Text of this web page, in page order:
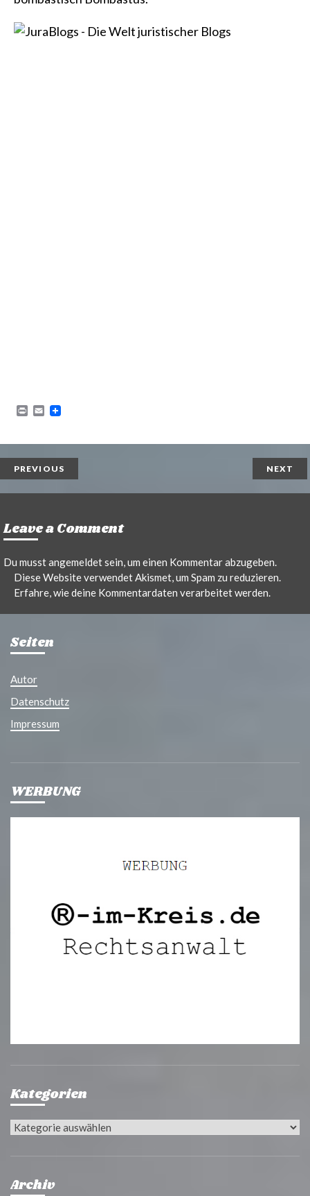
P
n
E
i
PREVIOUS NEXT
Leave a Comment
Du musstangemeldetsein, um einen Kommentar abzugeben.
Diese Website verwendet Akismet, um Spam zu reduzieren.
Erfahre, wie deine Kommentardaten verarbeitet werden.
Seiten
Autor
Datenschutz
Impressum
WERBUNG
Kategorien
Kategorien
Archiv